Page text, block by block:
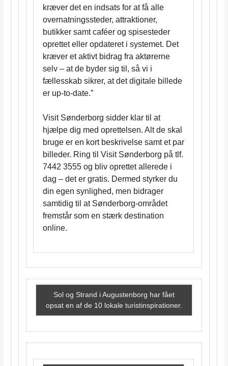
kræver det en indsats for at få alle
overnatningssteder, attraktioner,
butikker samt caféer og spisesteder
oprettet eller opdateret i systemet. Det
kræver et aktivt bidrag fra aktørerne
selv – at de byder sig til, så vi i
fællesskab sikrer, at det digitale billede
er up-to-date.”
Visit Sønderborg sidder klar til at
hjælpe dig med oprettelsen. Alt de skal
bruge er en kort beskrivelse samt et par
billeder. Ring til Visit Sønderborg på tlf.
7442 3555 og bliv oprettet allerede i
dag – det er gratis. Dermed styrker du
din egen synlighed, men bidrager
samtidig til at Sønderborg-området
fremstår som en stærk destination
online.
Sol og Strand i Augustenborg har fået
opsat en af de 10 lokale turistinspirationer.